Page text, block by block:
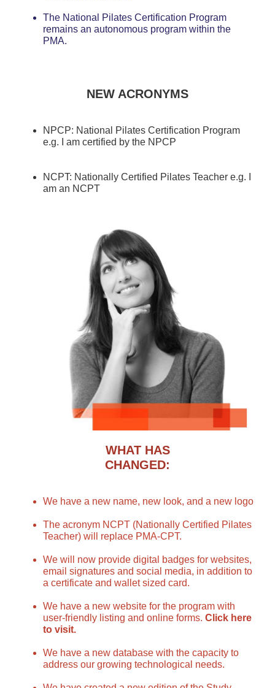
The National Pilates Certification Program
remains an autonomous program within the
PMA.
NEW ACRONYMS
NPCP: National Pilates Certification Program
e.g. I am certified by the NPCP
NCPT: Nationally Certified Pilates Teacher e.g. I
am an NCPT
WHAT HAS
CHANGED:
We have a new name, new look, and a new logo
The acronym NCPT (Nationally Certified Pilates
Teacher) will replace PMA-CPT.
We will now provide digital badges for websites,
email signatures and social media, in addition to
a certificate and wallet sized card.
We have a new website for the program with
user-friendly listing and online forms. Click here
to visit.
We have a new database with the capacity to
address our growing technological needs.